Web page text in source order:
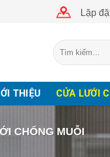
Lặp
Tìm
kiếm:
THIỆU CỬA LƯỚI
CHỐNG MUỖI